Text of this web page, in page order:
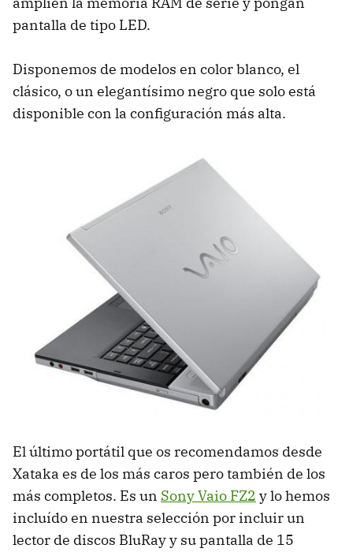
pantalla de tipo LED.
Disponemos de modelos en color blanco, el
clásico, o un elegantísimo negro que solo está
disponible con la configuración más alta.
El último portátil que os recomendamos desde
Xataka es de los más caros pero también de los
más completos. Es un Sony Vaio FZ2 y lo hemos
incluído en nuestra selección por incluir un
lector de discos BluRay y su pantalla de 15